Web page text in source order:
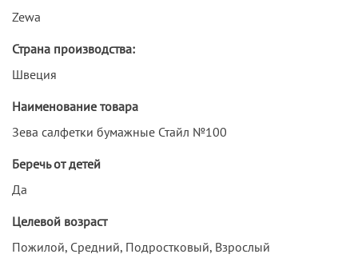
Zewa
Страна производства:
Швеция
Наименование товара
Зева салфетки бумажные Стайл №100
Беречь от детей
Да
Целевой возраст
Пожилой, Средний, Подростковый, Взрослый